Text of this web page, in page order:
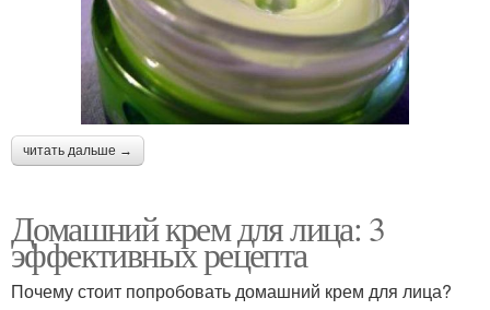
читать дальше →
Домашний крем для лица: 3
эффективных рецепта
Почему стоит попробовать домашний крем для лица?